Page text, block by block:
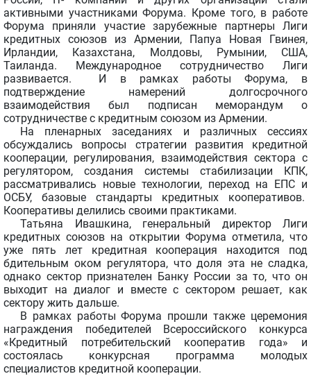
активными участниками Форума. Кроме того, в работе
Форума приняли участие зарубежные партнеры Лиги
кредитных союзов из Армении, Папуа Новая Гвинея,
Ирландии, Казахстана, Молдовы, Румынии, США,
Таиланда. Международное сотрудничество Лиги
развивается. И в рамках работы Форума, в
подтверждение намерений долгосрочного
взаимодействия был подписан меморандум о
сотрудничестве с кредитным союзом из Армении.
На пленарных заседаниях и различных сессиях
обсуждались вопросы стратегии развития кредитной
кооперации, регулирования, взаимодействия сектора с
регулятором, создания системы стабилизации КПК,
рассматривались новые технологии, переход на ЕПС и
ОСБУ, базовые стандарты кредитных кооперативов.
Кооперативы делились своими практиками.
Татьяна Ивашкина, генеральный директор Лиги
кредитных союзов на открытии Форума отметила, что
уже пять лет кредитная кооперация находится под
бдительным оком регулятора, что доля эта не сладка,
однако сектор признателен Банку России за то, что он
выходит на диалог и вместе с сектором решает, как
сектору жить дальше.
В рамках работы Форума прошли также церемония
награждения победителей Всероссийского конкурса
«Кредитный потребительский кооператив года» и
состоялась конкурсная программа молодых
специалистов кредитной кооперации.